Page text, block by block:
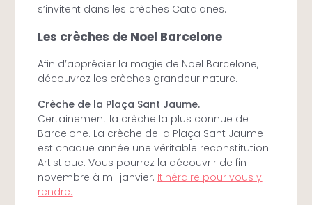
s’invitent dans les crèches Catalanes.
Les crèches de Noel Barcelone
Afin d’apprécier la magie de Noel Barcelone,
découvrez les crèches grandeur nature.
Crèche de la Plaça Sant Jaume.
Certainement la crèche la plus connue de
Barcelone. La crèche de la Plaça Sant Jaume
est chaque année une véritable reconstitution
Artistique. Vous pourrez la découvrir de fin
novembre à mi-janvier. Itinéraire pour vous y
rendre.